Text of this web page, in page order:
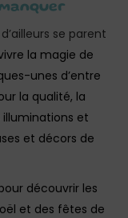
se parent
la magie de
unes d’entre
la qualité, la
illuminations et
et décors de
découvrir les
et des fêtes de